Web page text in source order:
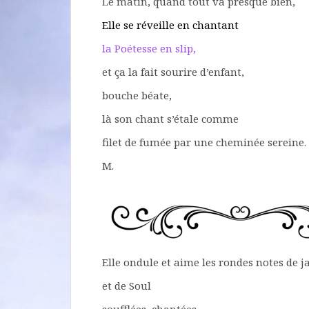
Elle se réveille en chantant
la Poétesse en slip,
et ça la fait sourire d’enfant,
bouche béate,
là son chant s’étale comme
filet de fumée par une cheminée sereine.
M.
Elle ondule et aime les rondes notes de
et de Soul